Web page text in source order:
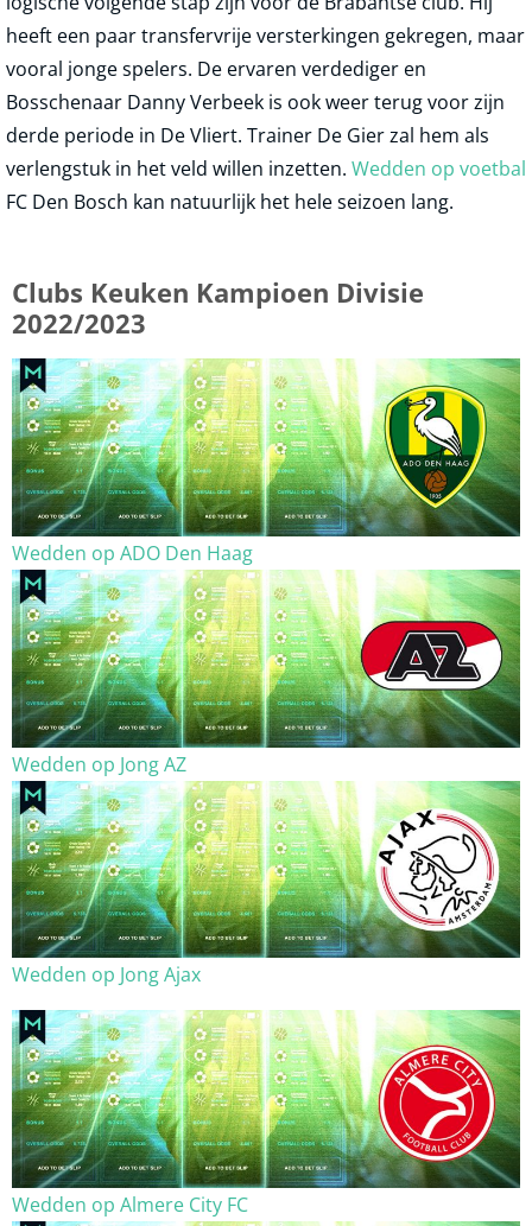
heeft een paar transfervrije versterkingen gekregen, maar
vooral jonge spelers. De ervaren verdediger en
Bosschenaar Danny Verbeek is ook weer terug voor zijn
derde periode in De Vliert. Trainer De Gier zal hem als
verlengstuk in het veld willen inzetten. Wedden op voetbal
FC Den Bosch kan natuurlijk het hele seizoen lang.
Clubs Keuken Kampioen Divisie
2022/2023
Wedden op ADO Den Haag
Wedden op Jong AZ
Wedden op Jong Ajax
Wedden op Almere City FC